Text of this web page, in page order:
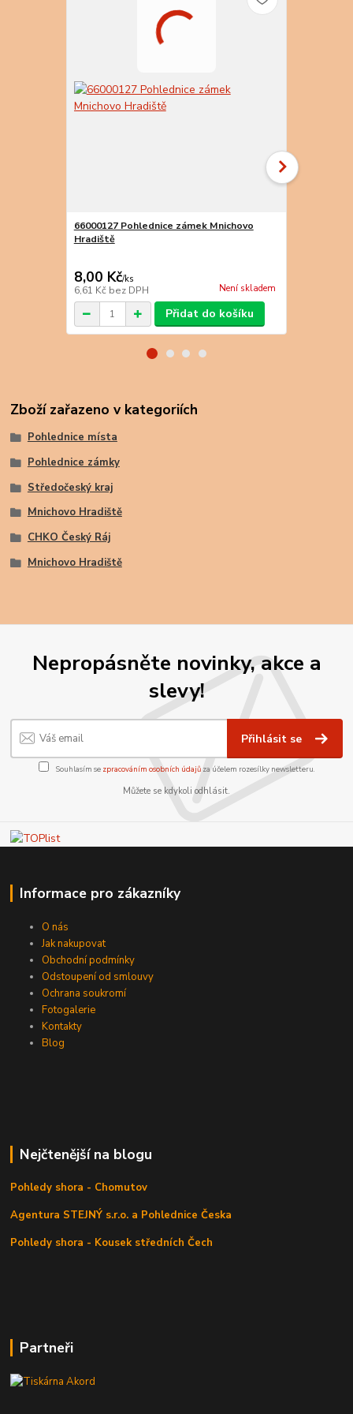
66000127 Pohlednice zámek Mnichovo
Hradiště
8,00 Kč/ks
6,61 Kč bez DPH Není skladem
Přidat do košíku
Zboží zařazeno v kategoriích
Pohlednice místa
Pohlednice zámky
Středočeský kraj
Mnichovo Hradiště
CHKO Český Ráj
Mnichovo Hradiště
Nepropásněte novinky, akce a
slevy!
Přihlásit se
Souhlasím se zpracováním osobních údajůza účelem rozesílky newsletteru.
Můžete se kdykoli odhlásit.
Informace pro zákazníky
O nás
Jak nakupovat
Obchodní podmínky
Odstoupení od smlouvy
Ochrana soukromí
Fotogalerie
Kontakty
Blog
Nejčtenější na blogu
Pohledy shora - Chomutov
Agentura STEJNÝ s.r.o. a Pohlednice Česka
Pohledy shora - Kousek středních Čech
Partneři